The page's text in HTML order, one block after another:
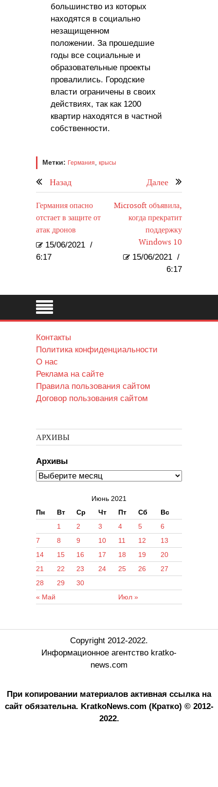
большинство из которых
находятся в социально
незащищенном
положении. За прошедшие
годы все социальные и
образовательные проекты
провалились. Городские
власти ограничены в своих
действиях, так как 1200
квартир находятся в частной
собственности.
Метки: Германия, крысы
Назад Далее
Германия опасно
отстает в защите от
атак дронов
15/06/2021 /
6:17
Microsoft объявила,
когда прекратит
поддержку
Windows 10
15/06/2021 /
6:17
Контакты
Политика конфиденциальности
О нас
Реклама на сайте
Правила пользования сайтом
Договор пользования сайтом
АРХИВЫ
Архивы
Июнь 2021
Пн
Вт Ср Чт Пт Сб Вс
« Май Июл »
1 2 3 4 5
6
7
8 9 10 11 12
13
14
15 16 17 18 19
20
21
22 23 24 25 26
27
28
29 30
Copyright 2012-2022.
Информационное агентство kratko-
news.com
При копировании материалов активная ссылка на
сайт обязательна. KratkoNews.com (Кратко) © 2012-
2022.